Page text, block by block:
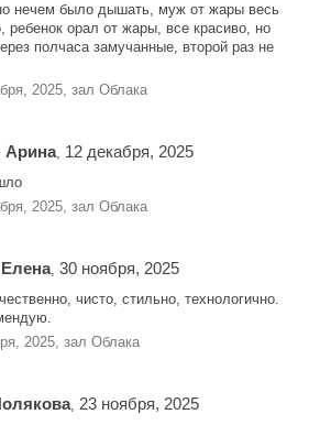
нечем было дышать, муж от жары весь
ребенок орал от жары, все красиво, но
полчаса замучанные, второй раз не
2025, зал Облака
Арина, 12 декабря, 2025
2025, зал Облака
, 30 ноября, 2025
чисто, стильно, технологично.
2025, зал Облака
, 23 ноября, 2025